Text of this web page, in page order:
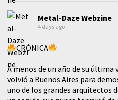
Metal-Daze Webzine
4 days ago
CRÓNICA
A menos de un año de su
volvió a Buenos Aires para
uno de los grandes arquitectos